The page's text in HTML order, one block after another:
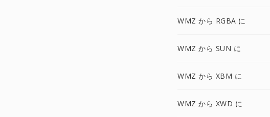
WMZ から RGBA に
WMZ から SUN に
WMZ から XBM に
WMZ から XWD に